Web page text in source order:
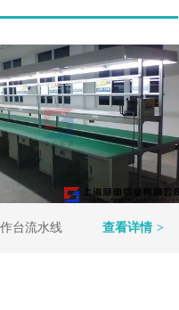
台流水线 查看详情 >